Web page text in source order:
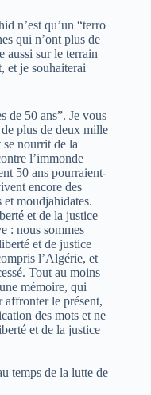
n’est qu’un “terro
qui n’ont plus de
aussi sur le terrain
et je souhaiterai
de 50 ans”. Je vous
plus de deux mille
se nourrit de la
l’immonde
50 ans pourraient-
encore des
moudjahidates.
et de la justice
: nous sommes
et de justice
l’Algérie, et
Tout au moins
mémoire, qui
affronter le présent,
des mots et ne
et de la justice
temps de la lutte de